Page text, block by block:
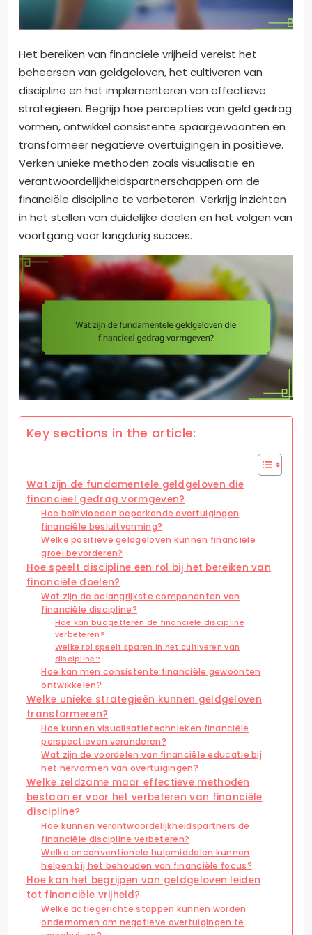
Het bereiken van financiële vrijheid vereist het
beheersen van geldgeloven, het cultiveren van
discipline en het implementeren van effectieve
strategieën. Begrijp hoe percepties van geld gedrag
vormen, ontwikkel consistente spaargewoonten en
transformeer negatieve overtuigingen in positieve.
Verken unieke methoden zoals visualisatie en
verantwoordelijkheidspartnerschappen om de
financiële discipline te verbeteren. Verkrijg inzichten
in het stellen van duidelijke doelen en het volgen van
voortgang voor langdurig succes.
Key sections in the article:
Wat zijn de fundamentele geldgeloven die
financieel gedrag vormgeven?
Hoe beïnvloeden beperkende overtuigingen
financiële besluitvorming?
Welke positieve geldgeloven kunnen financiële
groei bevorderen?
Hoe speelt discipline een rol bij het bereiken van
financiële doelen?
Wat zijn de belangrijkste componenten van
financiële discipline?
Hoe kan budgetteren de financiële discipline
verbeteren?
Welke rol speelt sparen in het cultiveren van
discipline?
Hoe kan men consistente financiële gewoonten
ontwikkelen?
Welke unieke strategieën kunnen geldgeloven
transformeren?
Hoe kunnen visualisatietechnieken financiële
perspectieven veranderen?
Wat zijn de voordelen van financiële educatie bij
het hervormen van overtuigingen?
Welke zeldzame maar effectieve methoden
bestaan er voor het verbeteren van financiële
discipline?
Hoe kunnen verantwoordelijkheidspartners de
financiële discipline verbeteren?
Welke onconventionele hulpmiddelen kunnen
helpen bij het behouden van financiële focus?
Hoe kan het begrijpen van geldgeloven leiden
tot financiële vrijheid?
Welke actiegerichte stappen kunnen worden
ondernomen om negatieve overtuigingen te